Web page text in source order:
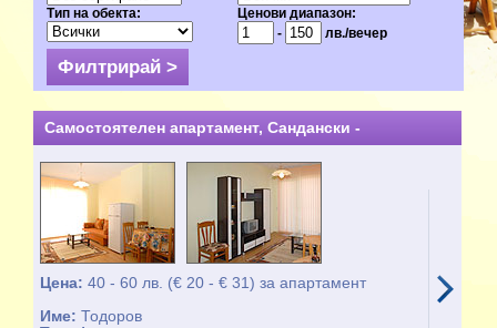
цени от 1 лв.
Тип на обекта:
Ценови диапазон:
-
лв./вечер
Самостоятелен апартамент, Сандански -
целогодишно
Цена:40 - 60 лв. (€ 20 - € 31) за апартамент
Име:Тодоров